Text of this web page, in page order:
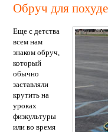
Обруч для
Еще с детства
всем нам
знаком обруч,
который
обычно
заставляли
крутить на
уроках
физкультуры
или во время